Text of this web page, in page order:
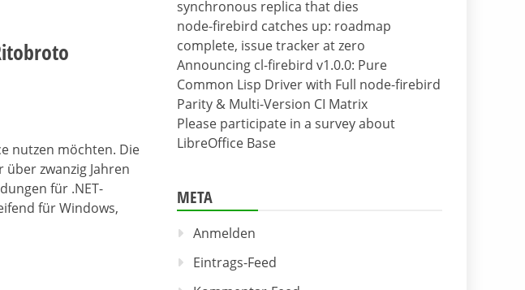
nutzen möchten. Die
zwanzig Jahren
für .NET-
für Windows,
synchronous replica that dies
node-firebird catches up: roadmap
complete, issue tracker at zero
Announcing cl-firebird v1.0.0: Pure
Common Lisp Driver with Full node-firebird
Parity & Multi-Version CI Matrix
Please participate in a survey about
LibreOffice Base
META
Anmelden
Eintrags-Feed